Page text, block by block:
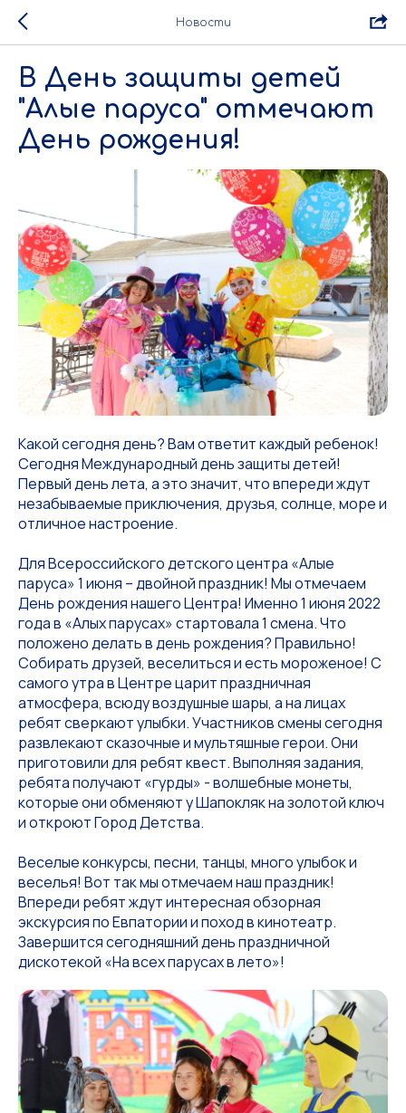
Новости
В День защиты детей
"Алые паруса" отмечают
День рождения!
Какой сегодня день? Вам ответит каждый ребенок!
Сегодня Международный день защиты детей!
Первый день лета, а это значит, что впереди ждут
незабываемые приключения, друзья, солнце, море и
отличное настроение.
Для Всероссийского детского центра «Алые
паруса» 1 июня – двойной праздник! Мы отмечаем
День рождения нашего Центра! Именно 1 июня 2022
года в «Алых парусах» стартовала 1 смена. Что
положено делать в день рождения? Правильно!
Собирать друзей, веселиться и есть мороженое! С
самого утра в Центре царит праздничная
атмосфера, всюду воздушные шары, а на лицах
ребят сверкают улыбки. Участников смены сегодня
развлекают сказочные и мультяшные герои. Они
приготовили для ребят квест. Выполняя задания,
ребята получают «гурды» - волшебные монеты,
которые они обменяют у Шапокляк на золотой ключ
и откроют Город Детства.
Веселые конкурсы, песни, танцы, много улыбок и
веселья! Вот так мы отмечаем наш праздник!
Впереди ребят ждут интересная обзорная
экскурсия по Евпатории и поход в кинотеатр.
Завершится сегодняшний день праздничной
дискотекой «На всех парусах в лето»!